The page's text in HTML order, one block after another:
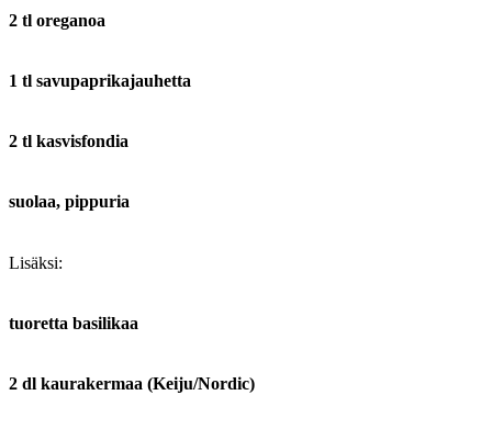
2 tl oreganoa
1 tl savupaprikajauhetta
2 tl kasvisfondia
suolaa, pippuria
Lisäksi:
tuoretta basilikaa
2 dl kaurakermaa (Keiju/Nordic)